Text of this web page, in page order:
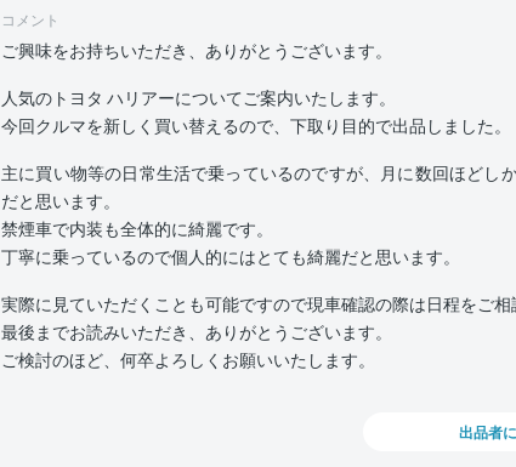
コメント
ご興味をお持ちいただき、ありがとうございます。
人気のトヨタ ハリアーについてご案内いたします。
今回クルマを新しく買い替えるので、下取り目的で出品しました。
主に買い物等の日常生活で乗っているのですが、月に数回ほど
だと思います。
禁煙車で内装も全体的に綺麗です。
丁寧に乗っているので個人的にはとても綺麗だと思います。
実際に見ていただくことも可能ですので現車確認の際は日程をご相
最後までお読みいただき、ありがとうございます。
ご検討のほど、何卒よろしくお願いいたします。
出品者